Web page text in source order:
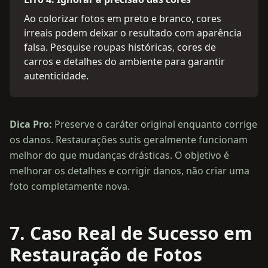
Ao colorizar fotos em preto e branco, cores
irreais podem deixar o resultado com aparência
falsa. Pesquise roupas históricas, cores de
carros e detalhes do ambiente para garantir
autenticidade.
Dica Pro: Preserve o caráter original enquanto corrige
os danos. Restaurações sutis geralmente funcionam
melhor do que mudanças drásticas. O objetivo é
melhorar os detalhes e corrigir danos, não criar uma
foto completamente nova.
7. Caso Real de Sucesso em
Restauração de Fotos